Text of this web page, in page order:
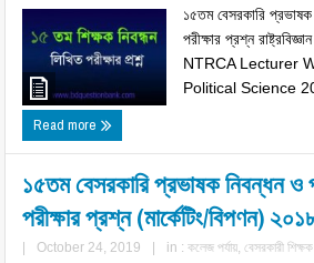
১৫তম বেসরকারি
পরীক্ষার প্রশ্ন
NTRCA Lecturer
Political Science
Read more
১৫তম বেসরকারি প্রভাষক নিবন্ধন ও
পরীক্ষার প্রশ্ন (মার্কেটিং/বিপণন)
October 24, 2019 in :কলেজ পর্যায়,বেসরকারী